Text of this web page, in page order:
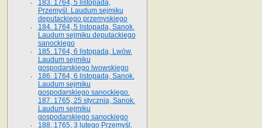
183. 1764, 5 listopada,
Przemyśl. Laudum sejmiku
deputackiego przemyskiego
184. 1764, 5 listopada, Sanok.
Laudum sejmiku deputackiego
sanockiego
185. 1764, 6 listopada, Lwów.
Laudum sejmiku
gospodarskiego lwowskiego
186. 1764, 6 listopada, Sanok.
Laudum sejmiku
gospodarskiego sanockiego.
187. 1765, 25 stycznia, Sanok.
Laudum sejmiku
gospodarskiego sanockiego
188. 1765, 3 lutego Przemyśl.